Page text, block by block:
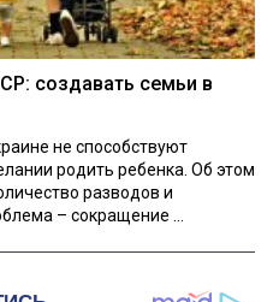
создавать семьи в
не способствуют
родить ребенка. Об этом
разводов и
– сокращение ...